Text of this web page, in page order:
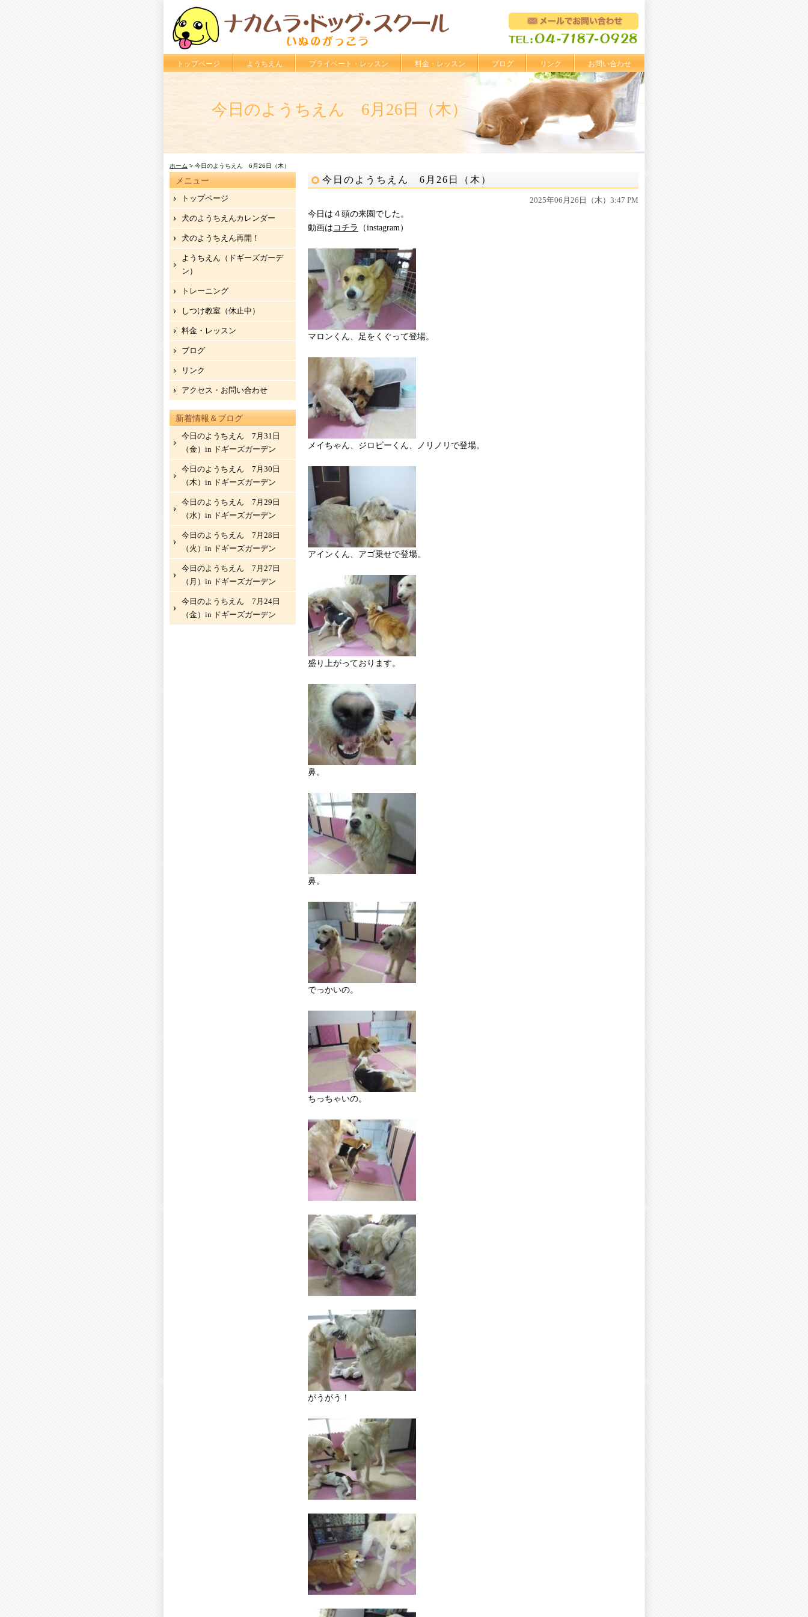
トップページ ようちえん プライベート・レッスン 料金・レッスン ブログ リンク お問い合わせ
今日のようちえん 6月26日（木）
ホーム > 今日のようちえん 6月26日（木）
今日のようちえん 6月26日（木）
2025年06月26日（木）3:47 PM
今日は４頭の来園でした。
動画は コチラ （instagram）
マロンくん、足をくぐって登場。
メイちゃん、ジロビーくん、ノリノリで登場。
アインくん、アゴ乗せで登場。
盛り上がっております。
鼻。
鼻。
でっかいの。
ちっちゃいの。
がうがう！
メニュー
トップページ
犬のようちえんカレンダー
犬のようちえん再開！
ようちえん（ドギーズガーデ
ン）
トレーニング
しつけ教室（休止中）
料金・レッスン
ブログ
リンク
アクセス・お問い合わせ
新着情報＆ブログ
今日のようちえん 7月31日
（金）in ドギーズガーデン
今日のようちえん 7月30日
（木）in ドギーズガーデン
今日のようちえん 7月29日
（水）in ドギーズガーデン
今日のようちえん 7月28日
（火）in ドギーズガーデン
今日のようちえん 7月27日
（月）in ドギーズガーデン
今日のようちえん 7月24日
（金）in ドギーズガーデン